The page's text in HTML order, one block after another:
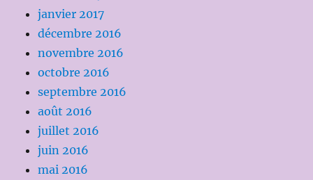
janvier 2017
décembre 2016
novembre 2016
octobre 2016
septembre 2016
août 2016
juillet 2016
juin 2016
mai 2016